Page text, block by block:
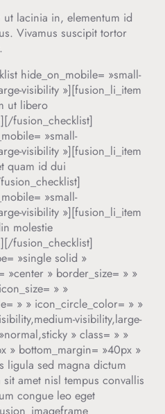
lacinia in, elementum id
Vivamus suscipit tortor
hide_on_mobile= »small-
visibility »][fusion_li_item
ut libero
fusion_checklist]
»small-
visibility »][fusion_li_item
quam id dui
»small-
visibility »][fusion_li_item
molestie
fusion_checklist]
»single solid »
»center » border_size= » »
» »
» » icon_circle_color= » »
visibility,large-
» class= » »
» bottom_margin= »40px »
ligula sed magna dictum
amet nisl tempus convallis
congue leo eget